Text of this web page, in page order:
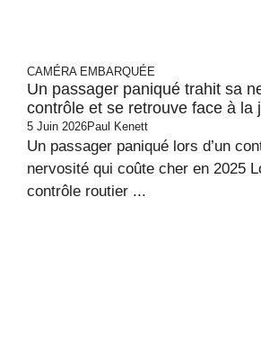
CAMÉRA EMBARQUÉE
Un passager paniqué trahit sa
contrôle et se retrouve face à la
5 Juin 2026Paul Kenett
Un passager paniqué lors d’un
nervosité qui coûte cher en 2025
contrôle routier ...